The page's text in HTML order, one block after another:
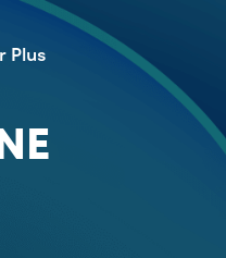
Plus